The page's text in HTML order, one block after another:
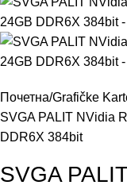
Почетна Grafičke
SVGA PALIT NVidia
DDR6X 384bit
SVGA